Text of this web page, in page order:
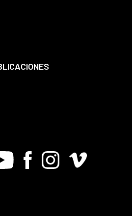
FacebookInstagram
Vimeo